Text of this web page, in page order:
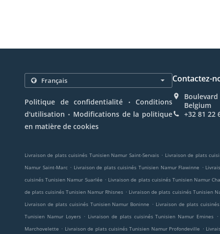
Politique de confidentialité . Conditions
d'utilisation . Modifications de la politique
en matière de cookies
Contactez-
Belgium
+32 81 22
Livraison de plats cuisinés Tunisien Namur Saint-Servais . Livraison de plats
Namur Saint-Marc . Livraison de plats cuisinés Tunisien Namur Flawinne .
cuisinés Tunisien Namur Suarlée . Livraison de plats cuisinés Tunisien Namur
de plats cuisinés Tunisien Namur Rhisnes . Livraison de plats cuisinés Tunisien
Livraison de plats cuisinés Tunisien Namur Boninne . Livraison de plats
Tunisien Namur Loyers . Livraison de plats cuisinés Tunisien Namur Emines .
Marchovelette . Livraison de plats cuisinés Tunisien Namur Profondeville .